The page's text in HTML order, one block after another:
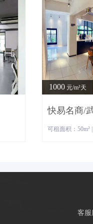
1000 元/m²天
快易名商/
可租面积：50m²
客服